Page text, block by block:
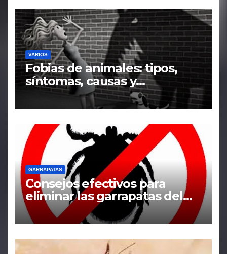
VARIOS
Fobias de animales: tipos,
síntomas, causas y
tratamiento
GARRAPATAS
Consejos efectivos para
eliminar las garrapatas del
hogar